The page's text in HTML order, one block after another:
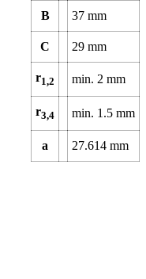
B 37 mm
C 29 mm
r1,2 min. 2 mm
r3,4 min. 1.5 mm
a 27.614 mm